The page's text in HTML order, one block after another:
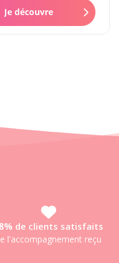
Je découvre
les voyants présents
approuvéspar nos services et